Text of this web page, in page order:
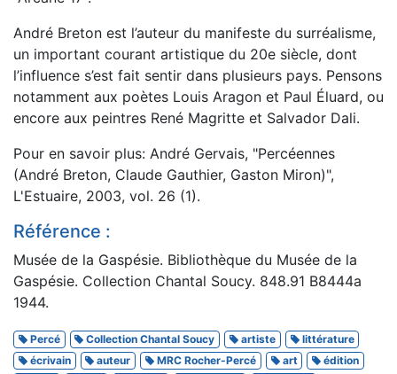
André Breton est l’auteur du manifeste du surréalisme,
un important courant artistique du 20e siècle, dont
l’influence s’est fait sentir dans plusieurs pays. Pensons
notamment aux poètes Louis Aragon et Paul Éluard, ou
encore aux peintres René Magritte et Salvador Dali.
Pour en savoir plus: André Gervais, "Percéennes
(André Breton, Claude Gauthier, Gaston Miron)",
L'Estuaire, 2003, vol. 26 (1).
Référence :
Musée de la Gaspésie. Bibliothèque du Musée de la
Gaspésie. Collection Chantal Soucy. 848.91 B8444a
1944.
Percé Collection Chantal Soucy artiste
littérature
écrivain
auteur MRC Rocher-Percé art
édition